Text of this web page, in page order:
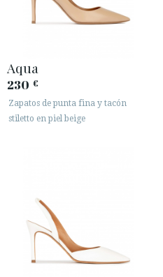
Aqua
230 €
Zapatos de punta fina y tacón
stiletto en piel beige